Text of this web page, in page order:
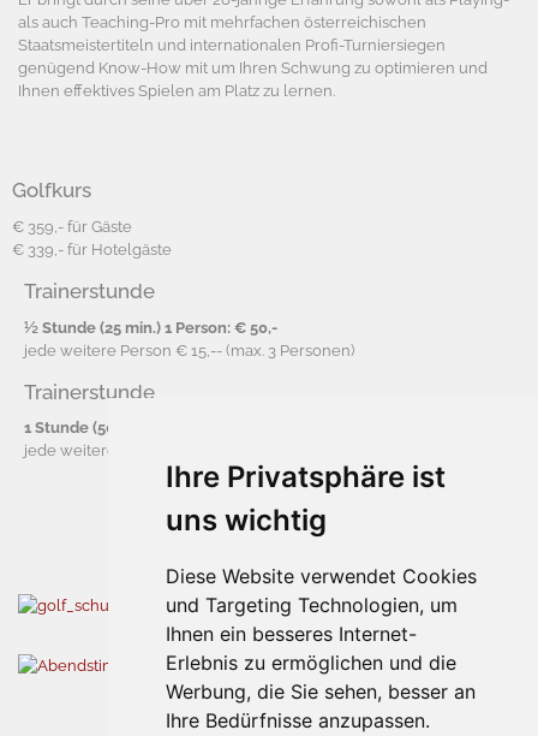
Ihre Privatsphäre ist
uns wichtig
Diese Website verwendet Cookies
und Targeting Technologien, um
Ihnen ein besseres Internet-
Erlebnis zu ermöglichen und die
Werbung, die Sie sehen, besser an
Ihre Bedürfnisse anzupassen.
als auch Teaching-Pro mit mehrfachen österreichischen
Staatsmeistertiteln und internationalen Profi-Turniersiegen
genügend Know-How mit um Ihren Schwung zu optimieren und
Ihnen effektives Spielen am Platz zu lernen.
Golfkurs
€ 359,- für Gäste
€ 339,- für Hotelgäste
Trainerstunde
½ Stunde (25 min.) 1 Person: € 50,-
jede weitere Person € 15,-- (max. 3 Personen)
Trainerstunde
1 Stunde (50 min.) 1 Person: € 80,-
jede weitere Person € 15,-- (max. 3 Personen)